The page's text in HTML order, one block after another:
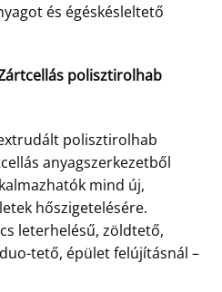
és égéskésleltető
polisztirolhab
polisztirolhab
anyagszerkezetből
mind új,
hőszigetelésére.
leterhelésű, zöldtető,
tető, épület felújításnál –